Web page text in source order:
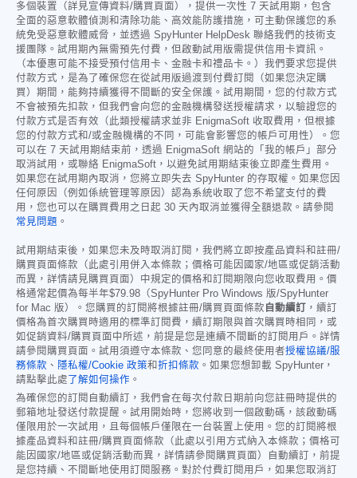
多個裝置（詳見宣傳資料/購買頁面），提供一次性 7 天試用期，包含
全面的惡意軟體偵測和清除功能、高效能防護措施，可主動保護您的系
統免受惡意軟體威脅，並透過 SpyHunter HelpDesk 聯絡我們的技術支
援團隊。試用期內無需預先付費，但啟動試用版需提供信用卡資訊。
（本優惠可能不接受預付信用卡、金融卡和禮品卡。）我們要求您提供
付款方式，是為了確保您在從試用版過渡到付費訂閱（如果您決定購
買）期間，能夠持續獲得不間斷的安全保護。試用期間，您的付款方式
不會被預先扣款，但我們會向您的金融機構發送授權請求，以驗證您的
付款方式是否有效（此類授權請求並非 EnigmaSoft 收取費用，但根據
您的付款方式和/或金融機構的不同，可能會影響您的帳戶可用性）。您
可以在 7 天試用期結束前，透過 EnigmaSoft 網站的「我的帳戶」部分
取消試用，或聯絡 EnigmaSoft，以避免試用期結束後立即產生費用。
如果您在試用期內取消，您將立即失去 SpyHunter 的存取權。如果您因
任何原因（例如係統管理等原因）認為系統收取了您不希望支付的費
用，您也可以在購買費用之日起 30 天內取消並獲得全額退款。請參閱
常見問題 。
試用期結束後，如果您未及時取消訂閱，我們將立即按產品資料和註冊/
購買頁面條款（此處引用併入本條款；價格可能因國家/地區或促銷活動
而異，詳情請見購買頁面）中規定的價格和訂閱期限向您收取費用。價
格通常起價為每半年$79.98 （SpyHunter Pro Windows 版/SpyHunter
for Mac 版）。您購買的訂閱將根據註冊/購買頁面條款 自動續訂
，續訂
價格為首次購買時適用的標準訂閱費，續訂期限與首次購買時相同，或
如促銷資料/購買頁面中所述，前提是您是連續不間斷的訂閱用戶。詳情
請參閱購買頁面。試用須遵守本條款、您同意的最終使用者授權協議/服
務條款 、 隱私權/Cookie 政策和折扣條款 。如果您想卸載 SpyHunter，
請點擊此處 了解如何操作 。
為確保您的訂閱自動續訂，我們會在每次付款日期前向您註冊時提供的
郵箱地址發送付款提醒。試用開始時，您將收到一個啟動碼，該啟動碼
僅限用於一次試用，且每個帳戶僅限在一台裝置上使用。您的訂閱將根
據產品資料和註冊/購買頁面條款（此處以引用方式納入本條款；價格可
能因國家/地區或促銷活動而異，詳情請參閱購買頁面）自動續訂，前提
是您持續、不間斷地使用訂閱服務。對於付費訂閱用戶，如果您取消訂